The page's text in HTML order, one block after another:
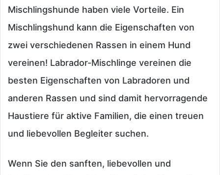
Mischlingshunde haben viele Vorteile. Ein
Mischlingshund kann die Eigenschaften von
zwei verschiedenen Rassen in einem Hund
vereinen! Labrador-Mischlinge vereinen die
besten Eigenschaften von Labradoren und
anderen Rassen und sind damit hervorragende
Haustiere für aktive Familien, die einen treuen
und liebevollen Begleiter suchen.
Wenn Sie den sanften, liebevollen und